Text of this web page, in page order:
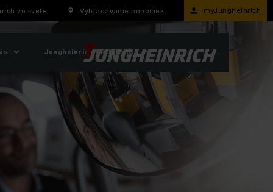
vo svete Vyhľadávanie pobočiek myJungheinrich
Jungheinrich PROFISHOP